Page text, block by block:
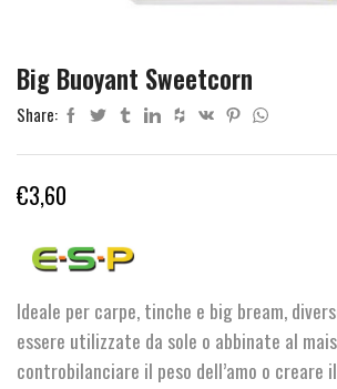
Big Buoyant Sweetcorn
Share:
€3,60
Ideale per carpe, tinche e big bream,
essere utilizzate da sole o abbinate al
controbilanciare il peso dell’amo o creare